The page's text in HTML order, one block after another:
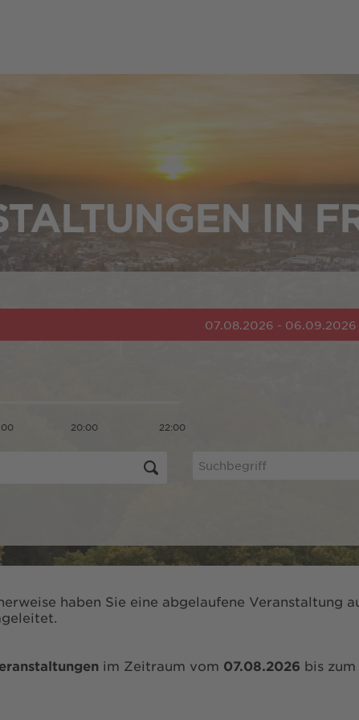
IN
07.08.2026 - 06.09.2026
20:00 22:00
haben Sie eine abgelaufene Veranstaltung
im Zeitraum vom 07.08.2026 bis zum